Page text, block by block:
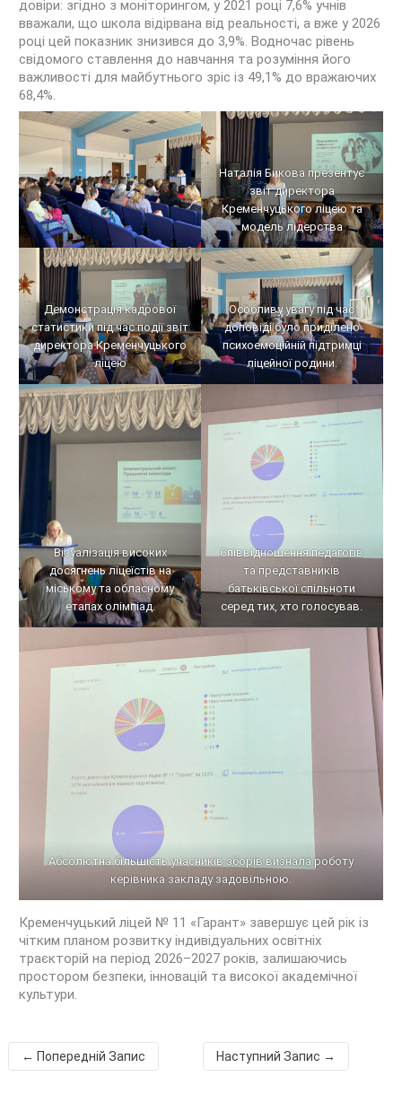
довіри: згідно з моніторингом, у 2021 році 7,6% учнів
вважали, що школа відірвана від реальності, а вже у 2026
році цей показник знизився до 3,9%. Водночас рівень
свідомого ставлення до навчання та розуміння його
важливості для майбутнього зріс із 49,1% до вражаючих
68,4%.
Наталія Бикова презентує
звіт директора
Кременчуцького ліцею та
модель лідерства
Демонстрація кадрової
статистики під час події звіт
директора Кременчуцького
ліцею
Особливу увагу під час
доповіді було приділено
психоемоційній підтримці
ліцейної родини.
Візуалізація високих
досягнень ліцеїстів на
міському та обласному
етапах олімпіад.
Співвідношення педагогів
та представників
батьківської спільноти
серед тих, хто голосував.
Абсолютна більшість учасників зборів визнала роботу
керівника закладу задовільною.
Кременчуцький ліцей № 11 «Гарант» завершує цей рік із
чітким планом розвитку індивідуальних освітніх
траєкторій на період 2026–2027 років, залишаючись
простором безпеки, інновацій та високої академічної
культури.
← Попередній Запис Наступний Запис →